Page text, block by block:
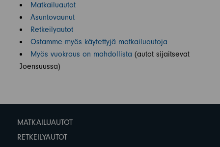
Matkailuautot
Asuntovaunut
Retkeilyautot
Ostamme myös käytettyjä matkailuautoja
Myös vuokraus on mahdollista (autot sijaitsevat
Joensuussa)
MATKAILUAUTOT
RETKEILYAUTOT